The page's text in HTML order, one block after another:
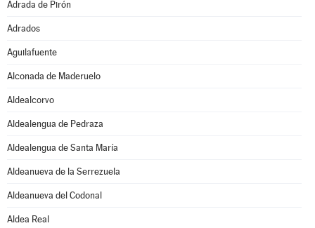
Adrada de Pirón
Adrados
Aguilafuente
Alconada de Maderuelo
Aldealcorvo
Aldealengua de Pedraza
Aldealengua de Santa María
Aldeanueva de la Serrezuela
Aldeanueva del Codonal
Aldea Real